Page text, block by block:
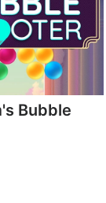
Bubble